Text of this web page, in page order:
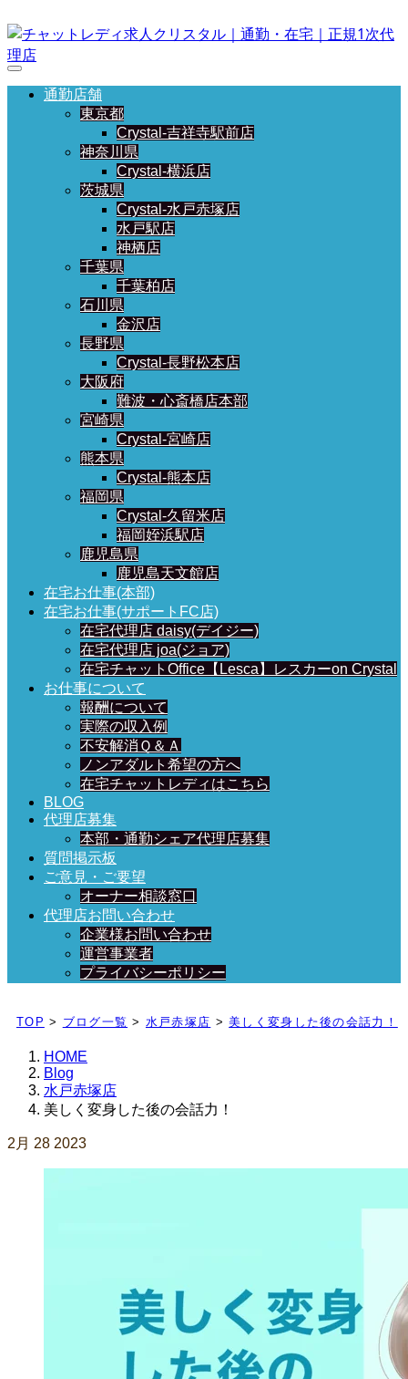
通勤店舗
東京都
Crystal-吉祥寺駅前店
神奈川県
Crystal-横浜店
茨城県
Crystal-水戸赤塚店
水戸駅店
神栖店
千葉県
千葉柏店
石川県
金沢店
長野県
Crystal-長野松本店
大阪府
難波・心斎橋店本部
宮崎県
Crystal-宮崎店
熊本県
Crystal-熊本店
福岡県
Crystal-久留米店
福岡姪浜駅店
鹿児島県
鹿児島天文館店
在宅お仕事(本部)
在宅お仕事(サポートFC店)
在宅代理店 daisy(デイジー)
在宅代理店 joa(ジョア)
在宅チャットOffice【Lesca】レスカーon Crystal
お仕事について
報酬について
実際の収入例
不安解消Ｑ＆Ａ
ノンアダルト希望の方へ
在宅チャットレディはこちら
BLOG
代理店募集
本部・通勤シェア代理店募集
質問掲示板
ご意見・ご要望
オーナー相談窓口
代理店お問い合わせ
企業様お問い合わせ
運営事業者
プライバシーポリシー
日々、ブログを更新中！
TOP > ブログ一覧 > 水戸赤塚店 >美しく変身した後の会話力！
HOME
Blog
水戸赤塚店
美しく変身した後の会話力！
2月 28 2023